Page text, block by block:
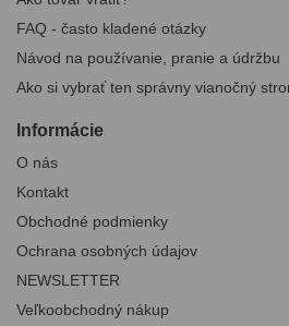
FAQ - často kladené otázky
Návod na používanie, pranie a údržbu
Ako si vybrať ten správny vianočný
Informácie
O nás
Kontakt
Obchodné podmienky
Ochrana osobných údajov
NEWSLETTER
Veľkoobchodný nákup